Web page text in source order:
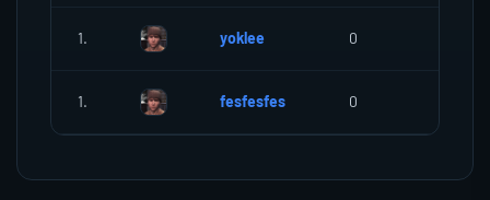
1. yoklee 0
1. fesfesfes 0